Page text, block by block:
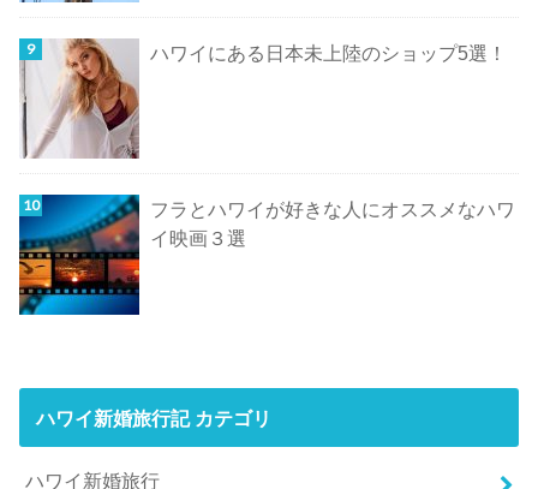
ハワイにある日本未上陸のショップ5選！
フラとハワイが好きな人にオススメなハワ
イ映画３選
ハワイ新婚旅行記 カテゴリ
ハワイ新婚旅行